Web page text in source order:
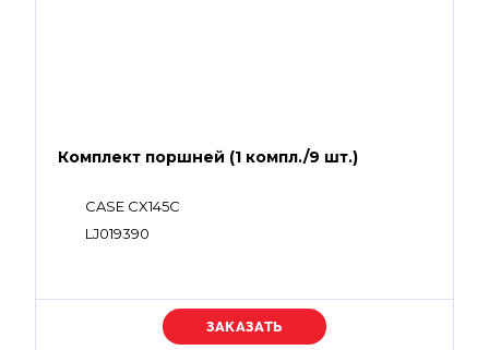
Комплект поршней (1 компл./9 шт.)
CASE CX145C
LJ019390
Уточняйте цену